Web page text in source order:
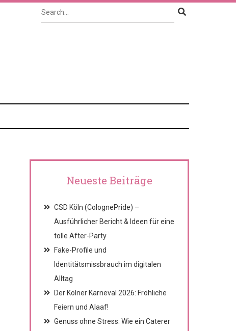
Neueste Beiträge
CSD Köln (ColognePride) –
Ausführlicher Bericht & Ideen für eine
tolle After-Party
Fake-Profile und
Identitätsmissbrauch im digitalen
Alltag
Der Kölner Karneval 2026: Fröhliche
Feiern und Alaaf!
Genuss ohne Stress: Wie ein Caterer